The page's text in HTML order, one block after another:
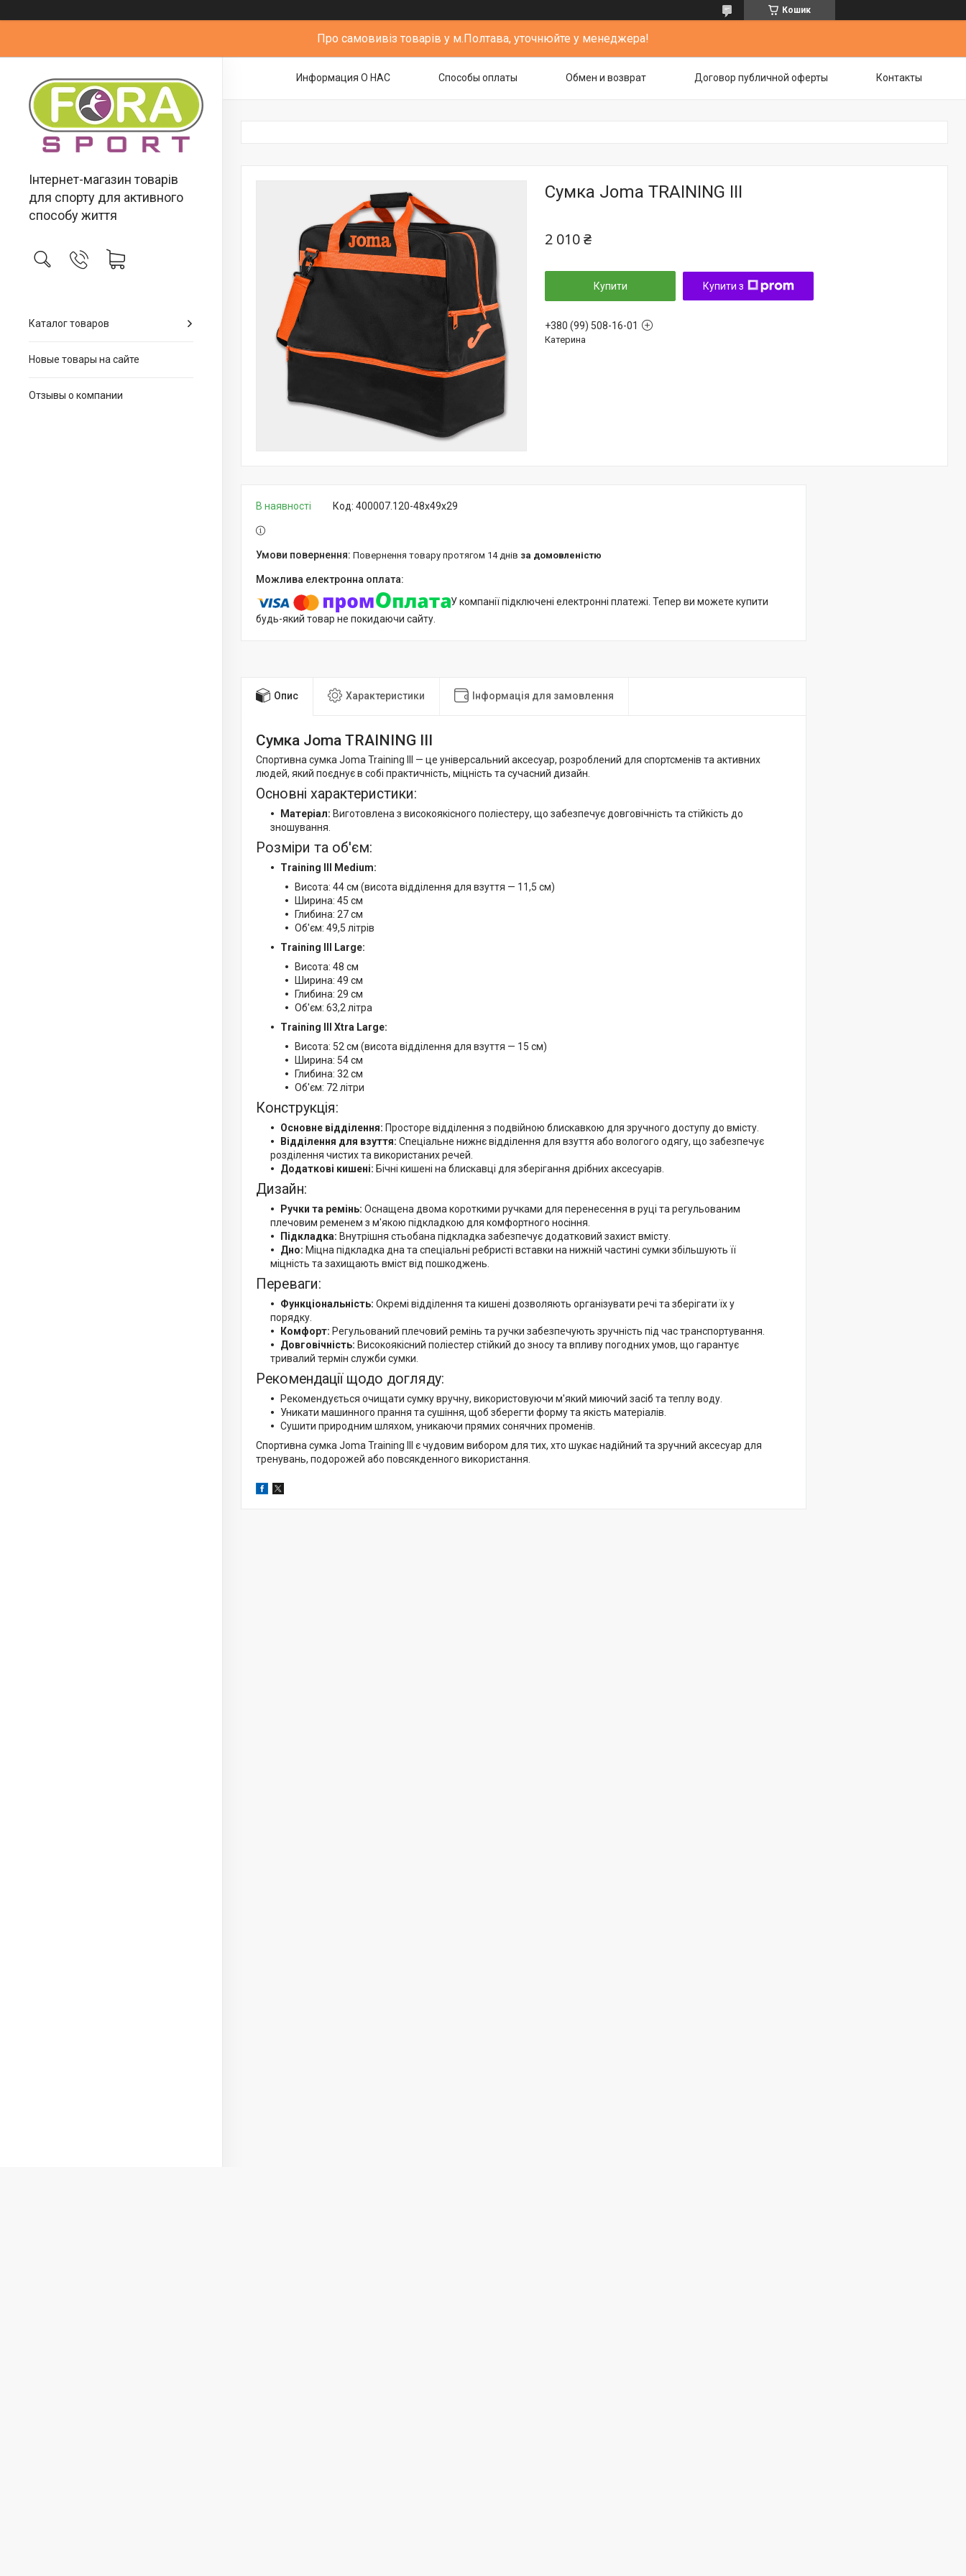
Кошик
Про самовивіз товарів у м.Полтава, уточнюйте у менеджера!
Інтернет-магазин товарів
для спорту для активного
способу життя
Каталог товаров
Новые товары на сайте
Отзывы о компании
Информация О НАС Способы оплаты Обмен и возврат Договор публичной оферты Контакты
Сумка Joma TRAINING III
2 010 ₴
Купити Купити з
+380 (99) 508-16-01
Катерина
В наявності Код: 400007.120-48х49х29
повернення товару протягом 14 днів за домовленістю
У компанії підключені електронні платежі. Тепер ви можете купити
будь-який товар не покидаючи сайту.
Опис Характеристики Інформація для замовлення
Сумка Joma TRAINING III
Спортивна сумка Joma Training III — це універсальний аксесуар, розроблений для спортсменів та активних
людей, який поєднує в собі практичність, міцність та сучасний дизайн.
Основні характеристики:
Матеріал: Виготовлена з високоякісного поліестеру, що забезпечує довговічність та стійкість до
зношування.
Розміри та об'єм:
Training III Medium:
Висота: 44 см (висота відділення для взуття — 11,5 см)
Ширина: 45 см
Глибина: 27 см
Об'єм: 49,5 літрів
Training III Large:
Висота: 48 см
Ширина: 49 см
Глибина: 29 см
Об'єм: 63,2 літра
Training III Xtra Large:
Висота: 52 см (висота відділення для взуття — 15 см)
Ширина: 54 см
Глибина: 32 см
Об'єм: 72 літри
Конструкція:
Основне відділення: Просторе відділення з подвійною блискавкою для зручного доступу до вмісту.
Відділення для взуття: Спеціальне нижнє відділення для взуття або вологого одягу, що забезпечує
розділення чистих та використаних речей.
Додаткові кишені: Бічні кишені на блискавці для зберігання дрібних аксесуарів.
Дизайн:
Ручки та ремінь: Оснащена двома короткими ручками для перенесення в руці та регульованим
плечовим ременем з м'якою підкладкою для комфортного носіння.
Підкладка: Внутрішня стьобана підкладка забезпечує додатковий захист вмісту.
Дно: Міцна підкладка дна та спеціальні ребристі вставки на нижній частині сумки збільшують її
міцність та захищають вміст від пошкоджень.
Переваги:
Функціональність: Окремі відділення та кишені дозволяють організувати речі та зберігати їх у
порядку.
Комфорт: Регульований плечовий ремінь та ручки забезпечують зручність під час транспортування.
Довговічність: Високоякісний поліестер стійкий до зносу та впливу погодних умов, що гарантує
тривалий термін служби сумки.
Рекомендації щодо догляду:
Рекомендується очищати сумку вручну, використовуючи м'який миючий засіб та теплу воду.
Уникати машинного прання та сушіння, щоб зберегти форму та якість матеріалів.
Сушити природним шляхом, уникаючи прямих сонячних променів.
Спортивна сумка Joma Training III є чудовим вибором для тих, хто шукає надійний та зручний аксесуар для
тренувань, подорожей або повсякденного використання.